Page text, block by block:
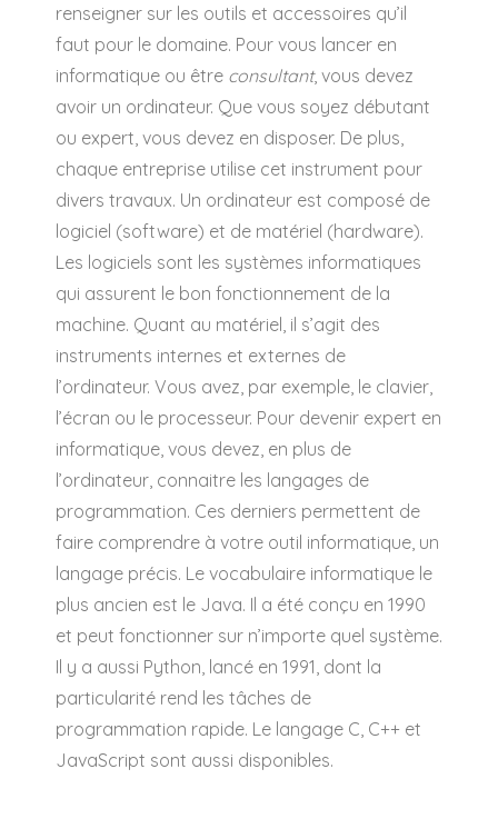
renseigner sur les outils et accessoires qu’il
faut pour le domaine. Pour vous lancer en
informatique ou être consultant, vous devez
avoir un ordinateur. Que vous soyez débutant
ou expert, vous devez en disposer. De plus,
chaque entreprise utilise cet instrument pour
divers travaux. Un ordinateur est composé de
logiciel (software) et de matériel (hardware).
Les logiciels sont les systèmes informatiques
qui assurent le bon fonctionnement de la
machine. Quant au matériel, il s’agit des
instruments internes et externes de
l’ordinateur. Vous avez, par exemple, le clavier,
l’écran ou le processeur. Pour devenir expert en
informatique, vous devez, en plus de
l’ordinateur, connaitre les langages de
programmation. Ces derniers permettent de
faire comprendre à votre outil informatique, un
langage précis. Le vocabulaire informatique le
plus ancien est le Java. Il a été conçu en 1990
et peut fonctionner sur n’importe quel système.
Il y a aussi Python, lancé en 1991, dont la
particularité rend les tâches de
programmation rapide. Le langage C, C++ et
JavaScript sont aussi disponibles.